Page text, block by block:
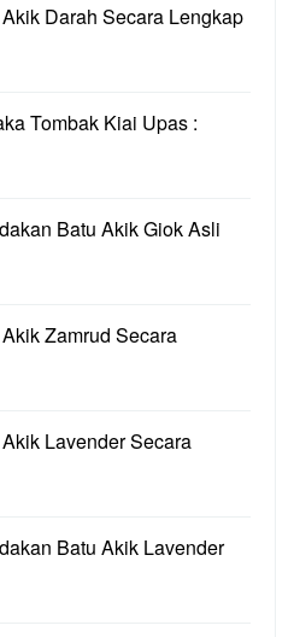
Darah Secara Lengkap
Tombak Kiai Upas :
Batu Akik Giok Asli
Zamrud Secara
Lavender Secara
Batu Akik Lavender